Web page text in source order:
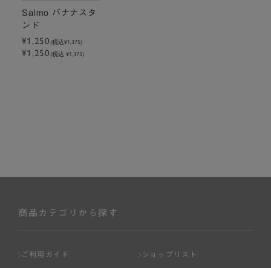
Salmo バナナスタ
ンド
¥1,250(税込¥1,375)
¥1,250(税込 ¥1,375)
商品カテゴリから探す
ご利用ガイド ショップリスト